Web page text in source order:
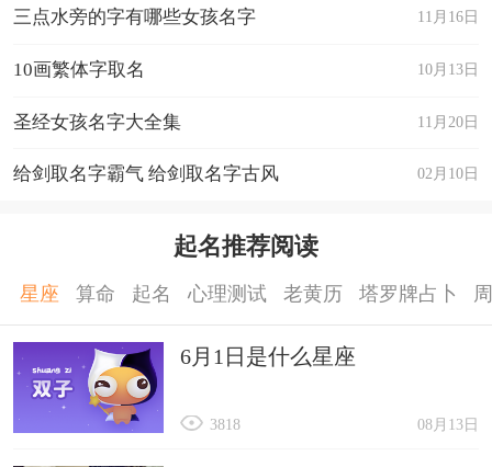
11月16日
三点水旁的字有哪些女孩名字
10月13日
10画繁体字取名
11月20日
圣经女孩名字大全集
02月10日
给剑取名字霸气 给剑取名字古风
起名推荐阅读
星座 算命 起名 心理测试 老黄历 塔罗牌占卜
6月1日是什么星座
08月13日
3818